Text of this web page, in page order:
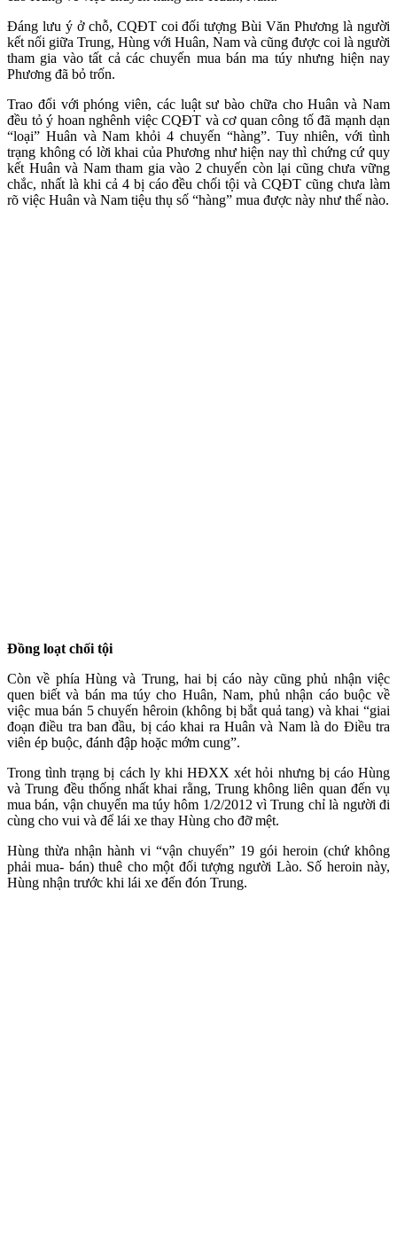
Đáng lưu ý ở chỗ, CQĐT coi đối tượng Bùi Văn Phương là người
kết nối giữa Trung, Hùng với Huân, Nam và cũng được coi là người
tham gia vào tất cả các chuyến mua bán m‌a tú‌y nhưng hiện nay
Phương đã bỏ trốn.
Trao đổi với phóng viên, các luật sư bào chữa cho Huân và Nam
đều tỏ ý hoan nghênh việc CQĐT và cơ quan công tố đã mạnh dạn
“loại” Huân và Nam khỏi 4 chuyến “hàng”. Tuy nhiên, với tình
trạng không có lời khai của Phương như hiện nay thì chứng cứ quy
kết Huân và Nam tham gia vào 2 chuyến còn lại cũng chưa vững
chắc, nhất là khi cả 4 bị cáo đều chối tội và CQĐT cũng chưa làm
rõ việc Huân và Nam tiệu thụ số “hàng” mua được này như thế nào.
Đồng loạt chối tội
Còn về phía Hùng và Trung, hai bị cáo này cũng phủ nhận việc
quen biết và bán m‌a tú‌y cho Huân, Nam, phủ nhận cáo buộc về
việc mua bán 5 chuyến hêroin (không bị bắt quả tang) và khai “giai
đoạn điều tra ban đầu, bị cáo khai ra Huân và Nam là do Điều tra
viên ép buộc, đánh đập hoặc mớm cung”.
Trong tình trạng bị cách ly khi HĐXX xét hỏi nhưng bị cáo Hùng
và Trung đều thống nhất khai rằng, Trung không liên quan đến vụ
mua bán, vận chuyển m‌a tú‌y hôm 1/2/2012 vì Trung chỉ là người đi
cùng cho vui và để lái xe thay Hùng cho đỡ mệt.
Hùng thừa nhận hành vi “vận chuyển” 19 gói heroin (chứ không
phải mua- bán) thuê cho một đối tượng người Lào. Số heroin này,
Hùng nhận trước khi lái xe đến đón Trung.